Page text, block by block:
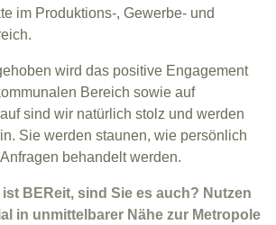
im Produktions-, Gewerbe- und
wird das positive Engagement
Bereich sowie auf
sind wir natürlich stolz und werden
Sie werden staunen, wie persönlich
behandelt werden.
ist BEReit, sind Sie es auch? Nutzen
in unmittelbarer Nähe zur Metropole